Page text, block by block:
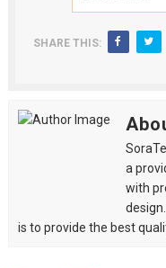
SHARE THIS:
a
with
is to provide the best